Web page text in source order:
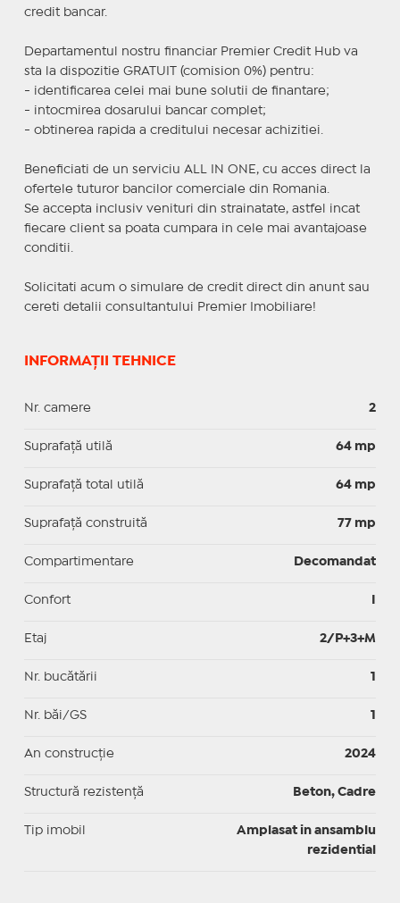
credit bancar.
Departamentul nostru financiar Premier Credit Hub va
sta la dispozitie GRATUIT (comision 0%) pentru:
- identificarea celei mai bune solutii de finantare;
- intocmirea dosarului bancar complet;
- obtinerea rapida a creditului necesar achizitiei.
Beneficiati de un serviciu ALL IN ONE, cu acces direct la
ofertele tuturor bancilor comerciale din Romania.
Se accepta inclusiv venituri din strainatate, astfel incat
fiecare client sa poata cumpara in cele mai avantajoase
conditii.
Solicitati acum o simulare de credit direct din anunt sau
cereti detalii consultantului Premier Imobiliare!
INFORMAȚII TEHNICE
Nr. camere 2
Suprafaţă utilă 64 mp
Suprafaţă total utilă 64 mp
Suprafaţă construită 77 mp
Compartimentare Decomandat
Confort
Etaj 2/P+3+M
Nr. bucătării 1
Nr. băi/GS 1
An construcție 2024
Structură rezistență Beton, Cadre
Tip imobil
Amplasat in ansamblu
rezidential